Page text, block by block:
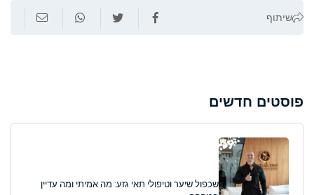
שיתוף
פוסטים חדשים
שכפול שיער וטיפולי תאי גזע: מה אמיתי ומה עדיין